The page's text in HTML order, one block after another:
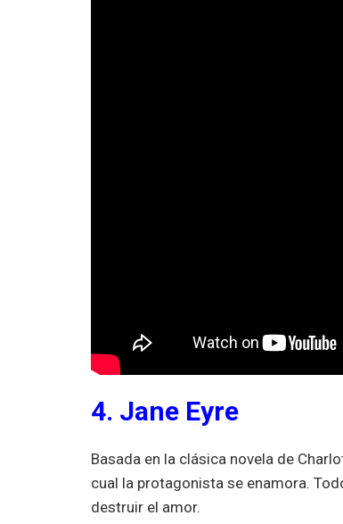
4. Jane Eyre
Basada en la clásica novela de
cual la protagonista se enamora.
destruir el amor.